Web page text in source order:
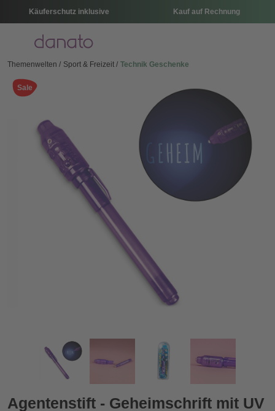
Käuferschutz inklusive Kauf auf Rechnung
Menü
Themenwelten Sport & Freizeit Technik Geschenke
Sale
Agentenstift - Geheimschrift mit UV Lampe
Zurück
Agentenstift - Geheimschrift mit UV